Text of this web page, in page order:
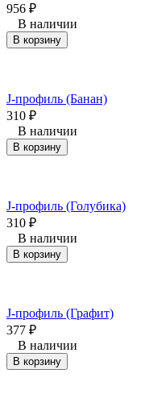
956 ₽
В наличии
В корзину
J-профиль (Банан)
310 ₽
В наличии
В корзину
J-профиль (Голубика)
310 ₽
В наличии
В корзину
J-профиль (Графит)
377 ₽
В наличии
В корзину